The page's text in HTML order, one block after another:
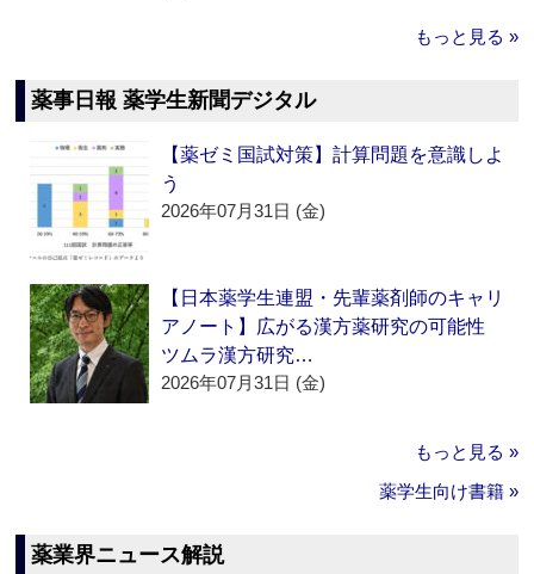
もっと見る »
薬事日報 薬学生新聞デジタル
【薬ゼミ国試対策】計算問題を意識しよ
う
2026年07月31日 (金)
【日本薬学生連盟・先輩薬剤師のキャリ
アノート】広がる漢方薬研究の可能性
ツムラ漢方研究…
2026年07月31日 (金)
もっと見る »
薬学生向け書籍 »
薬業界ニュース解説